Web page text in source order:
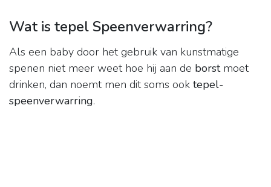
Wat is tepel Speenverwarring?
Als een baby door het gebruik van kunstmatige
spenen niet meer weet hoe hij aan de borstmoet
drinken, dan noemt men dit soms ook tepel-
speenverwarring.